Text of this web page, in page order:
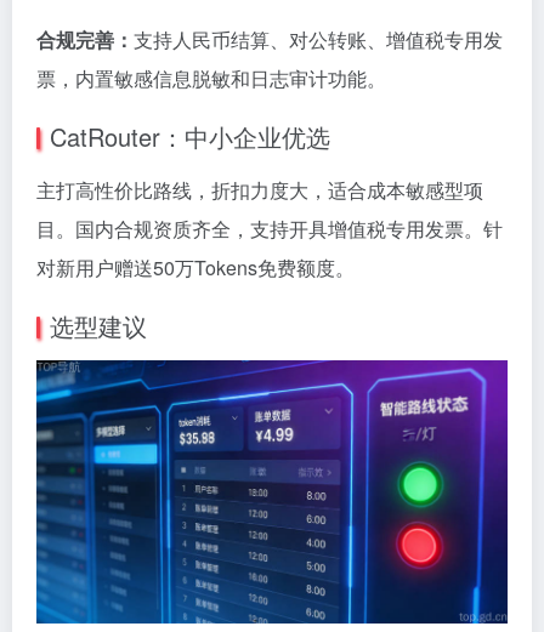
合规完善： 支持人民币结算、对公转账、增值税专用发
票，内置敏感信息脱敏和日志审计功能。
CatRouter：中小企业优选
主打高性价比路线，折扣力度大，适合成本敏感型项
目。国内合规资质齐全，支持开具增值税专用发票。针
对新用户赠送50万Tokens免费额度。
选型建议